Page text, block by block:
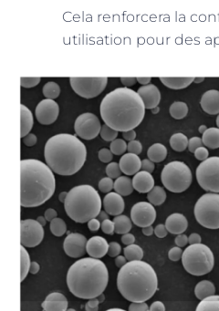
Cela renforcera la
utilisation pour des